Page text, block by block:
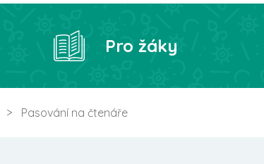
Pro žáky
Pasování na čtenáře